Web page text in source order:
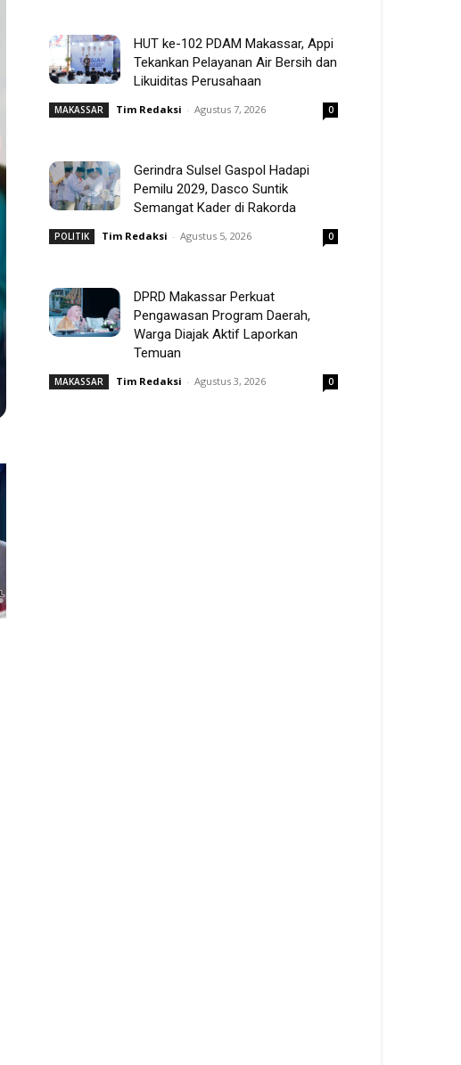
HUT ke-102 PDAM Makassar, Appi
Tekankan Pelayanan Air Bersih dan
Likuiditas Perusahaan
MAKASSAR Tim Redaksi - Agustus 7, 2026 0
Gerindra Sulsel Gaspol Hadapi
Pemilu 2029, Dasco Suntik
Semangat Kader di Rakorda
POLITIK Tim Redaksi - Agustus 5, 2026 0
DPRD Makassar Perkuat
Pengawasan Program Daerah,
Warga Diajak Aktif Laporkan
Temuan
MAKASSAR Tim Redaksi - Agustus 3, 2026 0